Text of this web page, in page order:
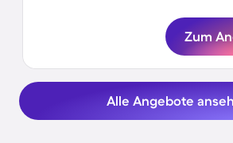
Zum
Alle Angebote